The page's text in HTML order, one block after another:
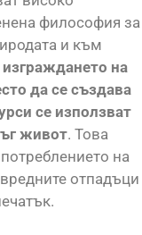
философия за
и към
на
да се създава
се използват
живот. Това
на
отпадъци